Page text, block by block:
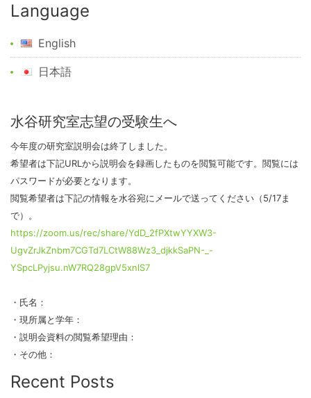
Language
English
日本語
水谷研究室志望の受験生へ
今年度の研究室説明会は終了しました。
希望者は下記URLから説明会を録画したものを閲覧可能です。閲覧には
パスワードが必要となります。
閲覧希望者は下記の情報を水谷宛にメールで送ってください（5/17ま
で）。
https://zoom.us/rec/share/YdD_2fPXtwYYXW3-
UgvZrJkZnbm7CGTd7LCtW88Wz3_djkkSaPN-_-
YSpcLPyjsu.nW7RQ28gpV5xnlS7
・氏名：
・現所属と学年：
・説明会資料の閲覧希望理由：
・その他：
Recent Posts